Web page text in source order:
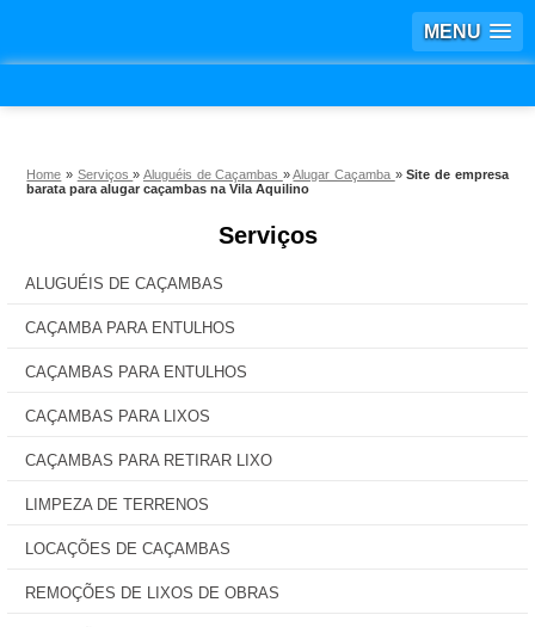
MENU
Home » Serviços» Aluguéis de Caçambas »Alugar Caçamba »Site de empresa
barata para alugar caçambas na Vila Aquilino
Serviços
ALUGUÉIS DE CAÇAMBAS
CAÇAMBA PARA ENTULHOS
CAÇAMBAS PARA ENTULHOS
CAÇAMBAS PARA LIXOS
CAÇAMBAS PARA RETIRAR LIXO
LIMPEZA DE TERRENOS
LOCAÇÕES DE CAÇAMBAS
REMOÇÕES DE LIXOS DE OBRAS